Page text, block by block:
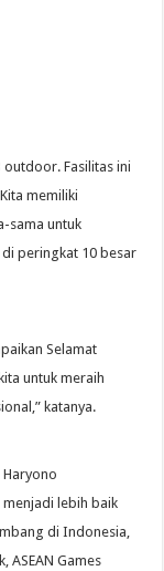
Fasilitas ini
memiliki
sama untuk
peringkat 10 besar
Selamat
untuk meraih
katanya.
Haryono
menjadi lebih baik
di Indonesia,
ASEAN Games